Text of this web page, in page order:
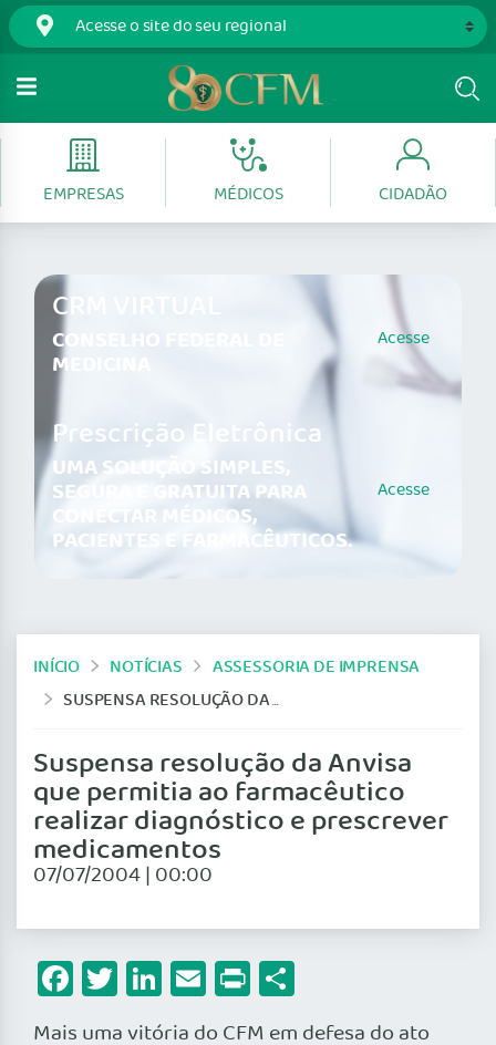
EMPRESAS MÉDICOS CIDADÃO
CRM VIRTUAL
CONSELHO FEDERAL DE
MEDICINA
Acesse
Prescrição Eletrônica
UMA SOLUÇÃO SIMPLES,
SEGURA E GRATUITA PARA
CONECTAR MÉDICOS,
PACIENTES E FARMACÊUTICOS.
Acesse
INÍCIO NOTÍCIAS
ASSESSORIA DE IMPRENSA
SUSPENSA RESOLUÇÃO DA ANVISA QUE PERMITIA AO FARMACÊUTICO REALIZAR DIAGNÓSTICO E PRESCREVER MEDICAMENTOS
Suspensa resolução da Anvisa
que permitia ao farmacêutico
realizar diagnóstico e prescrever
medicamentos
07/07/2004 | 00:00
Facebook
Twitter
LinkedIn
Email
Print
Mais uma vitória do CFM em defesa do ato